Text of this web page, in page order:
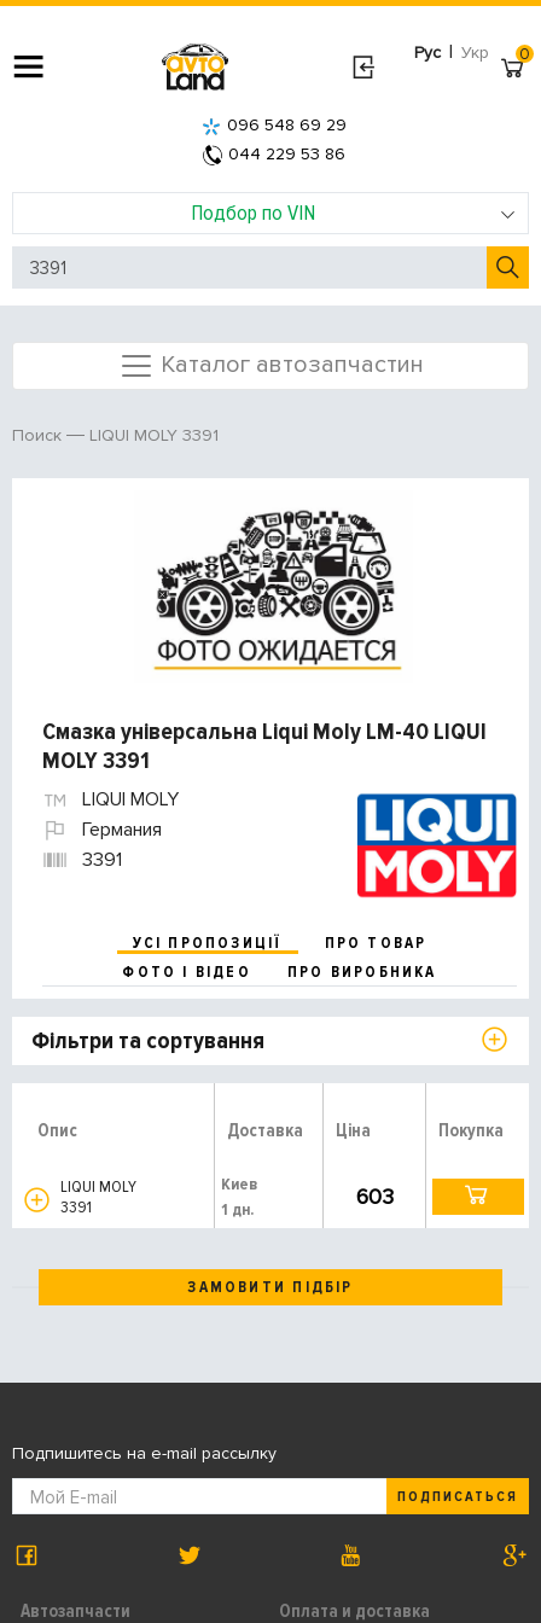
Рус | Укр
Подбор по VIN
096 548 69 29
044 229 53 86
0
Каталог автозапчастин
Поиск LIQUI MOLY 3391
Смазка універсальна Liqui Moly LM-40 LIQUI
MOLY 3391
LIQUI MOLY
Германия
3391
УСІ ПРОПОЗИЦІЇ
ПРО ТОВАР
ФОТО І ВІДЕО
ПРО ВИРОБНИКА
Фільтри та сортування
Опис Доставка Ціна Покупка
LIQUI MOLY
3391
Киев
1 дн.
603
ЗАМОВИТИ ПІДБІР
Автозапчасти Оплата и доставка
Подпишитесь на e-mail рассылку
ПОДПИСАТЬСЯ